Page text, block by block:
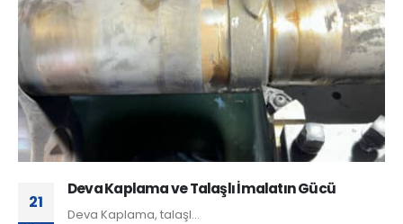
21
Deva Kaplama ve Talaşlı İmalatın Gücü
Deva Kaplama, talaşl...